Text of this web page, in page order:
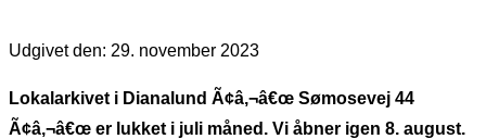
Udgivet den: 29. november 2023
Lokalarkivet i Dianalund Ã¢â‚¬â€œ Sømosevej 44
Ã¢â‚¬â€œ er lukket i juli måned. Vi åbner igen 8. august.